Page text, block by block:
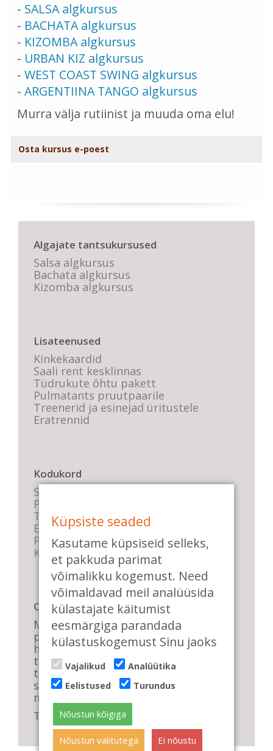
- SALSA algkursus
- BACHATA algkursus
- KIZOMBA algkursus
- URBAN KIZ algkursus
- WEST COAST SWING algkursus
- ARGENTIINA TANGO algkursus
Murra välja rutiinist ja muuda oma elu!
Osta kursus e-poest
Algajate tantsukursused
Salsa algkursus
Bachata algkursus
Kizomba algkursus
Lisateenused
Kinkekaardid
Saali rent kesklinnas
Tüdrukute õhtu pakett
Pulmatants pruutpaarile
Treenerid ja esinejad üritustele
Eratrennid
Kodukord
Stuudio sisekord
Privaatsustingimused
Tasemete kirjeldused
E-poe tingimused
Parkimise info
KKK
Casa de Baile
Me pühendume lõbusale olemisele,
positiivsele seltskonnale ja
huvitavatele ning kasulikele
tantsudele. Kui mõnes meie
talveõhtuses trennis tuled kustutada,
siis vaatab vastu säravate silmade
meri, mis näitab, et oleme õigel teel!
Tule ka sina meie sekka.
Küpsiste seaded
Kasutame küpsiseid selleks,
et pakkuda parimat
võimalikku kogemust. Need
võimaldavad meil analüüsida
külastajate käitumist
eesmärgiga parandada
külastuskogemust Sinu jaoks
Vajalikud
Analüütika
Eelistused
Turundus
Nõustun kõigiga
Nõustun valitutega Ei nõustu